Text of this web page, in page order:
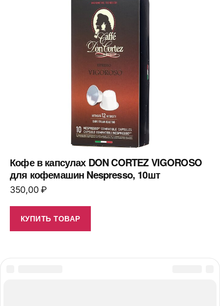
Кофе в капсулах DON CORTEZ VIGOROSO
для кофемашин Nespresso, 10шт
350,00₽
КУПИТЬ ТОВАР